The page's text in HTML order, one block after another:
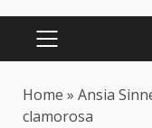
PRIMARY
Home » Ansia
clamorosa